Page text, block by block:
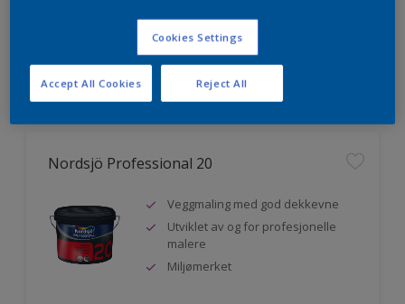
Nordsjö Professional 20
Veggmaling med god dekkevne
Utviklet av og for profesjonelle
malere
Miljømerket
Cookies Settings
Reject All
Accept All Cookies